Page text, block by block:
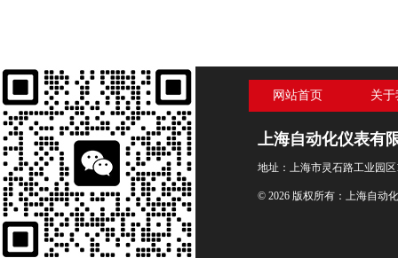
网站首页 关
上海自动化仪表有
地址：上海市灵石路工业园区
© 2026 版权所有：上海自动